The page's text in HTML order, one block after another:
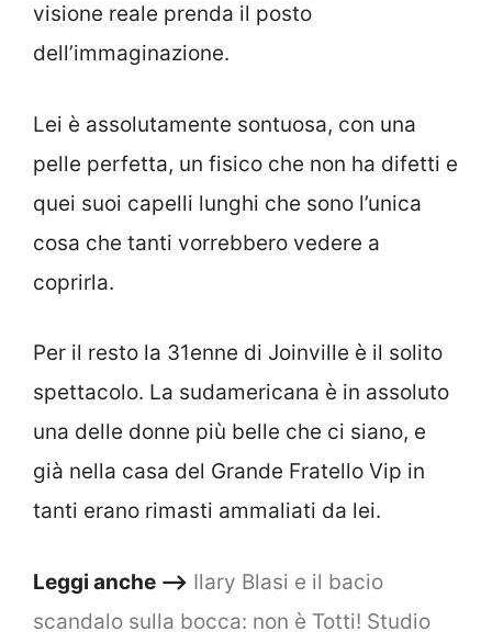
visione reale prenda il posto
dell’immaginazione.
Lei è assolutamente sontuosa, con una
pelle perfetta, un fisico che non ha difetti e
quei suoi capelli lunghi che sono l’unica
cosa che tanti vorrebbero vedere a
coprirla.
Per il resto la 31enne di Joinville è il solito
spettacolo. La sudamericana è in assoluto
una delle donne più belle che ci siano, e
già nella casa del Grande Fratello Vip in
tanti erano rimasti ammaliati da lei.
Leggi anche –> Ilary Blasi e il bacio
scandalo sulla bocca: non è Totti! Studio